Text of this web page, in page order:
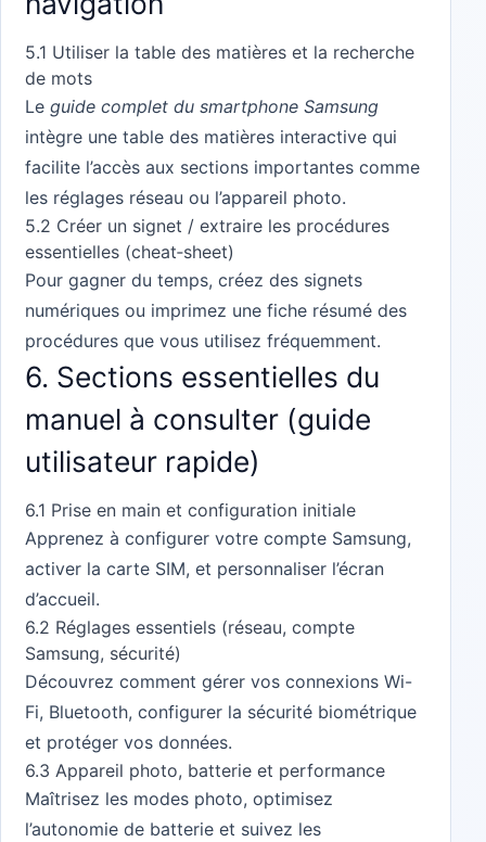
5.1 Utiliser la table des matières et la recherche
de mots
Leguide complet du smartphone Samsung
intègre une table des matières interactive qui
facilite l’accès aux sections importantes comme
les réglages réseau ou l’appareil photo.
5.2 Créer un signet / extraire les procédures
essentielles (cheat‑sheet)
Pour gagner du temps, créez des signets
numériques ou imprimez une fiche résumé des
procédures que vous utilisez fréquemment.
6. Sections essentielles du
manuel à consulter (guide
utilisateur rapide)
6.1 Prise en main et configuration initiale
Apprenez à configurer votre compte Samsung,
activer la carte SIM, et personnaliser l’écran
d’accueil.
6.2 Réglages essentiels (réseau, compte
Samsung, sécurité)
Découvrez comment gérer vos connexions Wi-
Fi, Bluetooth, configurer la sécurité biométrique
et protéger vos données.
6.3 Appareil photo, batterie et performance
Maîtrisez les modes photo, optimisez
l’autonomie de batterie et suivez les